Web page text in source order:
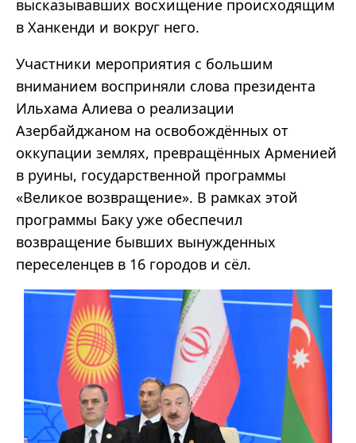
высказывавших восхищение происходящим
в Ханкенди и вокруг него.
Участники мероприятия с большим
вниманием восприняли слова президента
Ильхама Алиева о реализации
Азербайджаном на освобождённых от
оккупации землях, превращённых Арменией
в руины, государственной программы
«Великое возвращение». В рамках этой
программы Баку уже обеспечил
возвращение бывших вынужденных
переселенцев в 16 городов и сёл.